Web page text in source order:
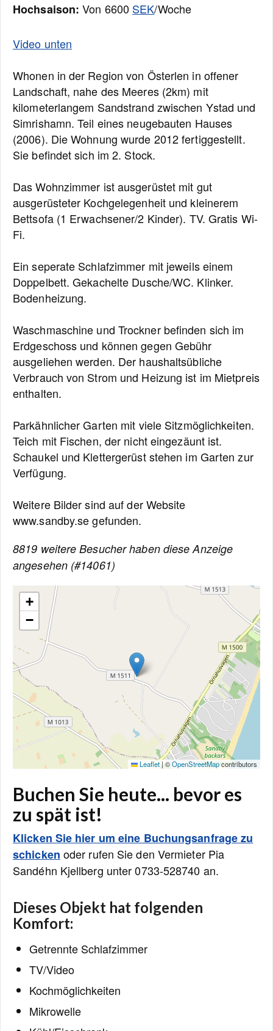
Hochsaison: Von 6600 SEK/Woche
Video unten
Whonen in der Region von Österlen in offener
Landschaft, nahe des Meeres (2km) mit
kilometerlangem Sandstrand zwischen Ystad und
Simrishamn. Teil eines neugebauten Hauses
(2006). Die Wohnung wurde 2012 fertiggestellt.
Sie befindet sich im 2. Stock.
Das Wohnzimmer ist ausgerüstet mit gut
ausgerüsteter Kochgelegenheit und kleinerem
Bettsofa (1 Erwachsener/2 Kinder). TV. Gratis Wi-
Fi.
Ein seperate Schlafzimmer mit jeweils einem
Doppelbett. Gekachelte Dusche/WC. Klinker.
Bodenheizung.
Waschmaschine und Trockner befinden sich im
Erdgeschoss und können gegen Gebühr
ausgeliehen werden. Der haushaltsübliche
Verbrauch von Strom und Heizung ist im Mietpreis
enthalten.
Parkähnlicher Garten mit viele Sitzmöglichkeiten.
Teich mit Fischen, der nicht eingezäunt ist.
Schaukel und Klettergerüst stehen im Garten zur
Verfügung.
Weitere Bilder sind auf der Website
www.sandby.se gefunden.
8819 weitere Besucher haben diese Anzeige
angesehen (#14061)
+
−
Leaflet | ©OpenStreetMapcontributors
Buchen Sie heute... bevor es
zu spät ist!
Klicken Sie hier um eine Buchungsanfrage zu
schicken oder rufen Sie den Vermieter Pia
Sandéhn Kjellberg unter 0733-528740 an.
Dieses Objekt hat folgenden
Komfort:
Getrennte Schlafzimmer
TV/Video
Kochmöglichkeiten
Mikrowelle